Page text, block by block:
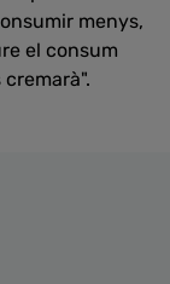
menys,
el consum